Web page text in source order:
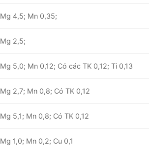
Mg 4,5; Mn 0,35;
Mg 2,5;
Mg 5,0; Mn 0,12; Có các TK 0,12; Ti 0,13
Mg 2,7; Mn 0,8; Có TK 0,12
Mg 5,1; Mn 0,8; Có TK 0,12
Mg 1,0; Mn 0,2; Cu 0,1